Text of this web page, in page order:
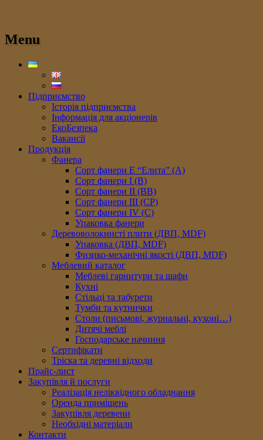
Menu
Підприємство
Історія підприємства
Інформація для акціонерів
ЕкоБезпека
Вакансії
Продукція
Фанера
Сорт фанери E “Елита” (A)
Сорт фанери I (В)
Сорт фанери II (ВB)
Сорт фанери III (CP)
Сорт фанери IV (C)
Упаковка фанери
Деревоволокнисті плити (ДВП, MDF)
Упаковка (ДВП, MDF)
Физико-механічні якості (ДВП, MDF)
Меблевий каталог
Меблеві гарнитури та шафи
Кухні
Стільці та табурети
Тумби та кутнички
Столи (письмові, журнальні, кухоні…)
Дитячі меблі
Господарське начиння
Сертифікати
Тріска та деревні відходи
Прайс-лист
Закупівля й послуги
Реалізація неліквідного обладнання
Оренда приміщень
Закупівля деревени
Необхідні матеріали
Контакти